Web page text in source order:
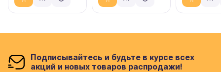
Подписывайтесь и будьте в курсе всех
акций и новых товаров распродажи!